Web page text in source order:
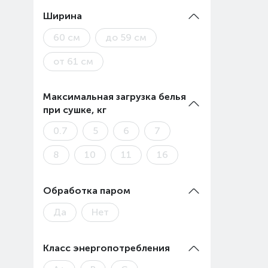
Ширина
60 см
до 59 см
от 61 см
Максимальная загрузка белья
при сушке, кг
0.7
5 6 7
8 10 11 16
Обработка паром
Да
Нет
Класс энергопотребления